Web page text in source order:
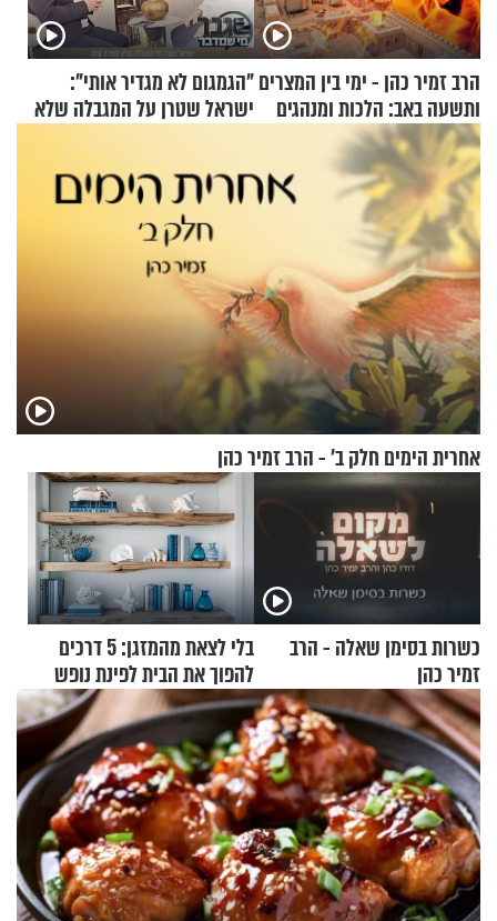
הרב זמיר כהן - ימי בין המצרים
ותשעה באב: הלכות ומנהגים
"הגמגום לא מגדיר אותי":
ישראל שטרן על המגבלה שלא
אחרית הימים חלק ב’ - הרב זמיר כהן
כשרות בסימן שאלה - הרב
זמיר כהן
בלי לצאת מהמזגן: 5 דרכים
להפוך את הבית לפינת נופש
מעוצבת